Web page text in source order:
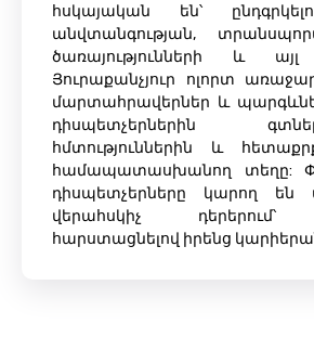
հսկայական են՝
անվտանգության,
ծառայությունների և այլ
Յուրաքանչյուր ոլորտ
մարտահրավերներ և
դիսպետչերներին
հմտություններին և
համապատասխանող տեղը:
դիսպետչերները կարող են
վերահսկիչ դերերում՝
հարստացնելով իրենց